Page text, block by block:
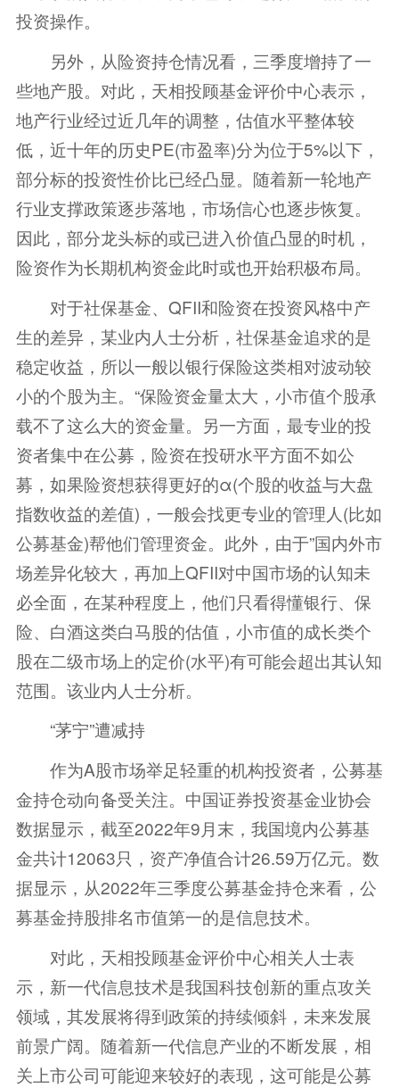
投资操作。
另外，从险资持仓情况看，三季度增持了一
些地产股。对此，天相投顾基金评价中心表示，
地产行业经过近几年的调整，估值水平整体较
低，近十年的历史PE(市盈率)分为位于5%以下，
部分标的投资性价比已经凸显。随着新一轮地产
行业支撑政策逐步落地，市场信心也逐步恢复。
因此，部分龙头标的或已进入价值凸显的时机，
险资作为长期机构资金此时或也开始积极布局。
对于社保基金、QFII和险资在投资风格中产
生的差异，某业内人士分析，社保基金追求的是
稳定收益，所以一般以银行保险这类相对波动较
小的个股为主。“保险资金量太大，小市值个股承
载不了这么大的资金量。另一方面，最专业的投
资者集中在公募，险资在投研水平方面不如公
募，如果险资想获得更好的α(个股的收益与大盘
指数收益的差值)，一般会找更专业的管理人(比如
公募基金)帮他们管理资金。此外，由于”国内外市
场差异化较大，再加上QFII对中国市场的认知未
必全面，在某种程度上，他们只看得懂银行、保
险、白酒这类白马股的估值，小市值的成长类个
股在二级市场上的定价(水平)有可能会超出其认知
范围。该业内人士分析。
“茅宁”遭减持
作为A股市场举足轻重的机构投资者，公募基
金持仓动向备受关注。中国证券投资基金业协会
数据显示，截至2022年9月末，我国境内公募基
金共计12063只，资产净值合计26.59万亿元。数
据显示，从2022年三季度公募基金持仓来看，公
募基金持股排名市值第一的是信息技术。
对此，天相投顾基金评价中心相关人士表
示，新一代信息技术是我国科技创新的重点攻关
领域，其发展将得到政策的持续倾斜，未来发展
前景广阔。随着新一代信息产业的不断发展，相
关上市公司可能迎来较好的表现，这可能是公募